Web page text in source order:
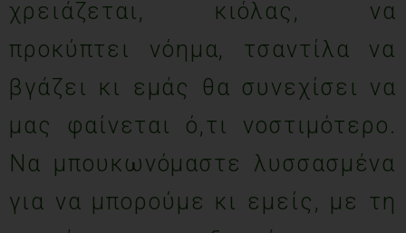
χρειάζεται, κιόλας, να
προκύπτει νόημα, τσαντίλα να
βγάζει κι εμάς θα συνεχίσει να
μας φαίνεται ό,τι νοστιμότερο.
Να μπουκωνόμαστε λυσσασμένα
για να μπορούμε κι εμείς, με τη